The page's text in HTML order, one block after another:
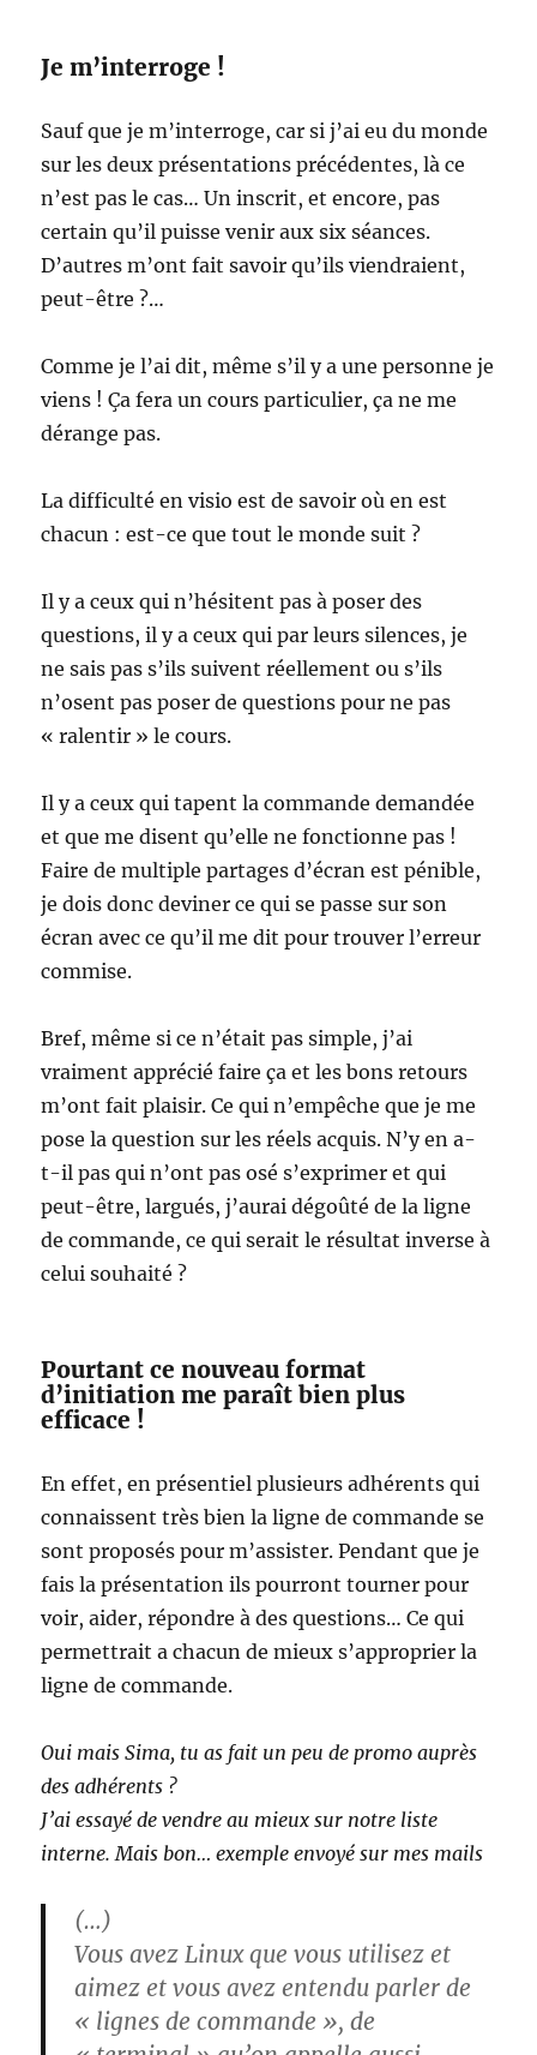
Je m’interroge !
Sauf que je m’interroge, car si j’ai eu du monde
sur les deux présentations précédentes, là ce
n’est pas le cas… Un inscrit, et encore, pas
certain qu’il puisse venir aux six séances.
D’autres m’ont fait savoir qu’ils viendraient,
peut-être ?…
Comme je l’ai dit, même s’il y a une personne je
viens ! Ça fera un cours particulier, ça ne me
dérange pas.
La difficulté en visio est de savoir où en est
chacun : est-ce que tout le monde suit ?
Il y a ceux qui n’hésitent pas à poser des
questions, il y a ceux qui par leurs silences, je
ne sais pas s’ils suivent réellement ou s’ils
n’osent pas poser de questions pour ne pas
« ralentir » le cours.
Il y a ceux qui tapent la commande demandée
et que me disent qu’elle ne fonctionne pas !
Faire de multiple partages d’écran est pénible,
je dois donc deviner ce qui se passe sur son
écran avec ce qu’il me dit pour trouver l’erreur
commise.
Bref, même si ce n’était pas simple, j’ai
vraiment apprécié faire ça et les bons retours
m’ont fait plaisir. Ce qui n’empêche que je me
pose la question sur les réels acquis. N’y en a-
t-il pas qui n’ont pas osé s’exprimer et qui
peut-être, largués, j’aurai dégoûté de la ligne
de commande, ce qui serait le résultat inverse à
celui souhaité ?
Pourtant ce nouveau format
d’initiation me paraît bien plus
efficace !
En effet, en présentiel plusieurs adhérents qui
connaissent très bien la ligne de commande se
sont proposés pour m’assister. Pendant que je
fais la présentation ils pourront tourner pour
voir, aider, répondre à des questions… Ce qui
permettrait a chacun de mieux s’approprier la
ligne de commande.
Oui mais Sima, tu as fait un peu de promo auprès
des adhérents ?
J’ai essayé de vendre au mieux sur notre liste
interne. Mais bon… exemple envoyé sur mes mails
(…)
Vous avez Linux que vous utilisez et
aimez et vous avez entendu parler de
« lignes de commande », de